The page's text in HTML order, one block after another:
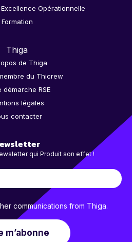
Opérationnelle
Formation
Thiga
de Thiga
du Thicrew
démarche RSE
légales
contacter
qui Produit son effet !
communications from Thiga.